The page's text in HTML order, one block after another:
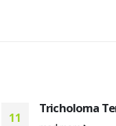
11
Tricholoma